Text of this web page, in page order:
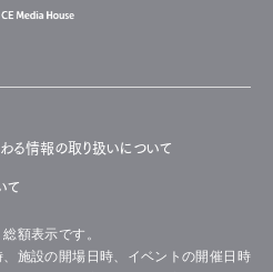
る情報の取り扱いについて
て
額表示です。
施設の開場日時、イベントの開催日時